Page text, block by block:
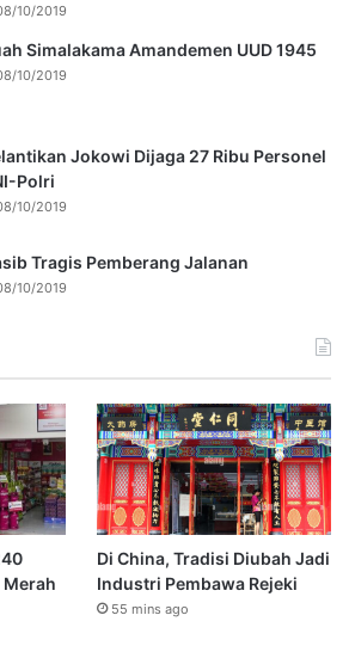
10/2019
Simalakama Amandemen UUD 1945
10/2019
Jokowi Dijaga 27 Ribu Personel
Polri
10/2019
Tragis Pemberang Jalanan
10/2019
Di China, Tradisi Diubah Jadi
Industri Pembawa Rejeki
55 mins ago